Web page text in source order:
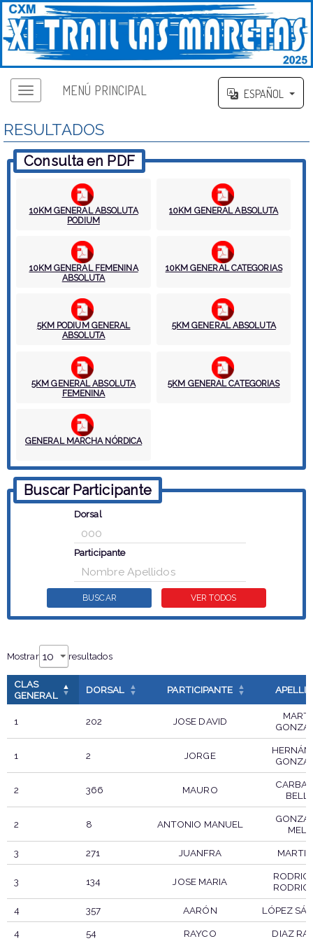
MENÚ PRINCIPAL ESPAÑOL
RESULTADOS
Consulta en PDF
10KM GENERAL ABSOLUTA
PODIUM
10KM GENERAL ABSOLUTA
10KM GENERAL FEMENINA
ABSOLUTA
10KM GENERAL CATEGORIAS
5KM PODIUM GENERAL
ABSOLUTA
5KM GENERAL ABSOLUTA
5KM GENERAL ABSOLUTA
FEMENINA
5KM GENERAL CATEGORIAS
GENERAL MARCHA NÓRDICA
Buscar Participante
Dorsal
Participante
Mostrar resultados
CLAS
GENERAL
DORSAL PARTICIPANTE
1 202 JOSE DAVID
1 2 JORGE
2 366 MAURO
2 8 ANTONIO MANUEL
3 271 JUANFRA
3 134 JOSE MARIA
4 357 AARÓN LÓPEZ
4 54 RAYCO DIAZ